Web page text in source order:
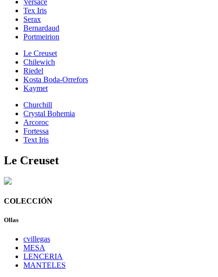
Tex Iris
Serax
Bernardaud
Portmeirion
Le Creuset
Chilewich
Riedel
Kosta Boda-Orrefors
Kaymet
Churchill
Crystal Bohemia
Arcoroc
Fortessa
Text Iris
Le Creuset
COLECCIÓN
Ollas
cvillegas
MESA
LENCERIA
MANTELES